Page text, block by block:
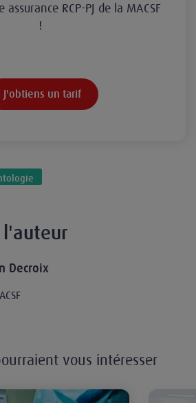
RCP-PJ de la MACSF
!
J'obtiens un tarif
l'auteur
Decroix
vous intéresser
Découverte de produits ou